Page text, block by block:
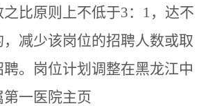
之比原则上不低于3：1，达不
减少该岗位的招聘人数或取
。岗位计划调整在黑龙江中
第一医院主页